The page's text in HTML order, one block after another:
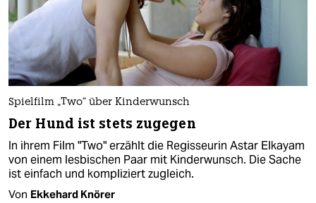
Spielfilm „Two“ über Kinderwunsch
Der Hund ist stets zugegen
In ihrem Film "Two" erzählt die Regisseurin Astar Elka­yam
von einem lesbischen Paar mit Kinderwunsch. Die Sache
ist einfach und kompliziert zugleich.
Von Ekkehard Knörer